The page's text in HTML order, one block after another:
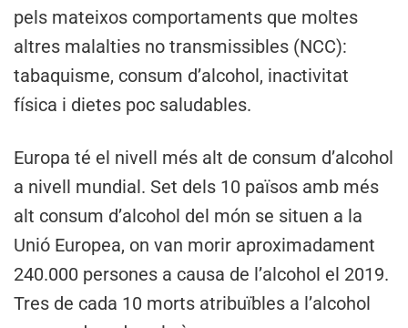
pels mateixos comportaments que moltes
altres malalties no transmissibles (NCC):
tabaquisme, consum d’alcohol, inactivitat
física i dietes poc saludables.
Europa té el nivell més alt de consum d’alcohol
a nivell mundial. Set dels 10 països amb més
alt consum d’alcohol del món se situen a la
Unió Europea, on van morir aproximadament
240.000 persones a causa de l’alcohol el 2019.
Tres de cada 10 morts atribuïbles a l’alcohol